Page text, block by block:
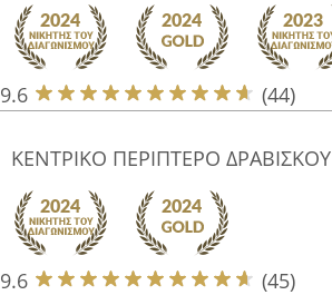
9.6 (44)
ΚΕΝΤΡΙΚΟ ΠΕΡΙΠΤΕΡΟ ΔΡΑΒΙΣΚΟΥ
9.6 (45)